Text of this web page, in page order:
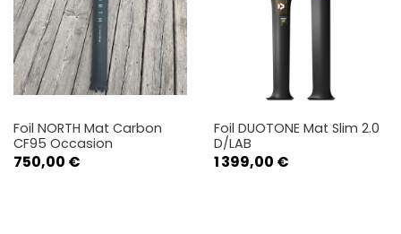
Foil NORTH Mat Carbon
CF95 Occasion
Prix
750,00 €
Foil DUOTONE Mat Slim 2.0
D/LAB
Prix
1 399,00 €